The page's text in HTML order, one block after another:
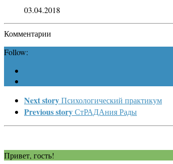
03.04.2018
Комментарии
Follow:
Next storyПсихологический практикум
Previous storyСтРАДАния Рады
Привет, гость!